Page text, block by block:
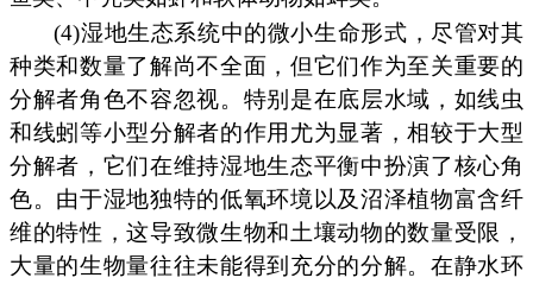
(4)湿地生态系统中的微小生命形式，尽管对其
种类和数量了解尚不全面，但它们作为至关重要的
分解者角色不容忽视。特别是在底层水域，如线虫
和线蚓等小型分解者的作用尤为显著，相较于大型
分解者，它们在维持湿地生态平衡中扮演了核心角
色。由于湿地独特的低氧环境以及沼泽植物富含纤
维的特性，这导致微生物和土壤动物的数量受限，
大量的生物量往往未能得到充分的分解。在静水环